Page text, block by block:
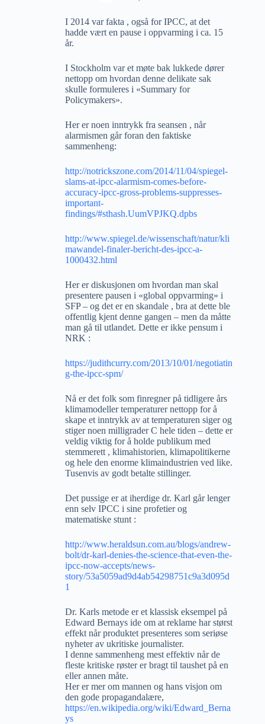
I 2014 var fakta , også for IPCC, at det
hadde vært en pause i oppvarming i ca. 15
år.
I Stockholm var et møte bak lukkede dører
nettopp om hvordan denne delikate sak
skulle formuleres i «Summary for
Policymakers».
Her er noen inntrykk fra seansen , når
alarmismen går foran den faktiske
sammenheng:
http://notrickszone.com/2014/11/04/spiegel-
slams-at-ipcc-alarmism-comes-before-
accuracy-ipcc-gross-problems-suppresses-
important-
findings/#sthash.UumVPJKQ.dpbs
http://www.spiegel.de/wissenschaft/natur/kli
mawandel-finaler-bericht-des-ipcc-a-
1000432.html
Her er diskusjonen om hvordan man skal
presentere pausen i «global oppvarming» i
SFP – og det er en skandale , bra at dette ble
offentlig kjent denne gangen – men da måtte
man gå til utlandet. Dette er ikke pensum i
NRK :
https://judithcurry.com/2013/10/01/negotiatin
g-the-ipcc-spm/
Nå er det folk som finregner på tidligere års
klimamodeller temperaturer nettopp for å
skape et inntrykk av at temperaturen siger og
stiger noen milligrader C hele tiden – dette er
veldig viktig for å holde publikum med
stemmerett , klimahistorien, klimapolitikerne
og hele den enorme klimaindustrien ved like.
Tusenvis av godt betalte stillinger.
Det pussige er at iherdige dr. Karl går lenger
enn selv IPCC i sine profetier og
matematiske stunt :
http://www.heraldsun.com.au/blogs/andrew-
bolt/dr-karl-denies-the-science-that-even-the-
ipcc-now-accepts/news-
story/53a5059ad9d4ab54298751c9a3d095d
1
Dr. Karls metode er et klassisk eksempel på
Edward Bernays ide om at reklame har størst
effekt når produktet presenteres som seriøse
nyheter av ukritiske journalister.
I denne sammenheng mest effektiv når de
fleste kritiske røster er bragt til taushet på en
eller annen måte.
Her er mer om mannen og hans visjon om
den gode propagandalære,
https://en.wikipedia.org/wiki/Edward_Berna
ys